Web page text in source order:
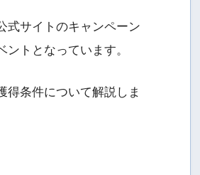
式サイトのキャンペーン
トとなっています。
得条件について解説しま